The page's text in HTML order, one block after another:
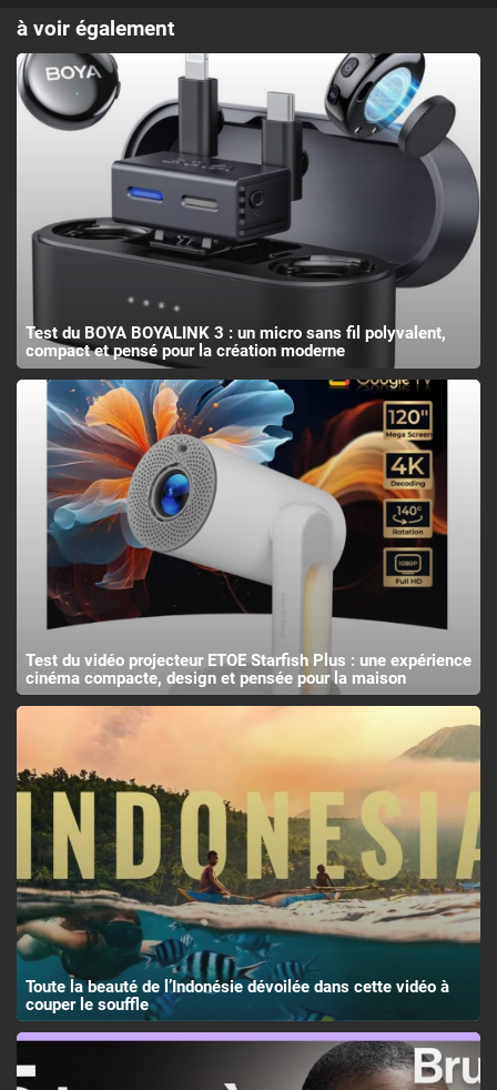
à voir également
Test du BOYA BOYALINK 3 : un micro sans fil polyvalent,
compact et pensé pour la création moderne
Test du vidéo projecteur ETOE Starfish Plus : une expérience
cinéma compacte, design et pensée pour la maison
Toute la beauté de l’Indonésie dévoilée dans cette vidéo à
couper le souffle